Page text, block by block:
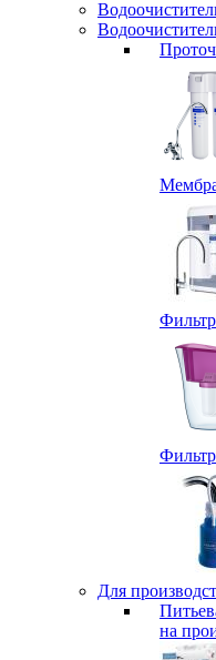
Для
на